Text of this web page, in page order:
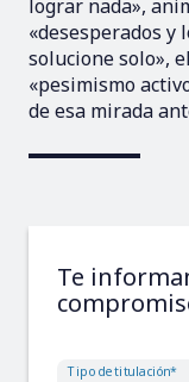
lograr nada»,
«desesperados y
solucione solo»,
«pesimismo
de esa mirada
Te
Tipo de titulación*